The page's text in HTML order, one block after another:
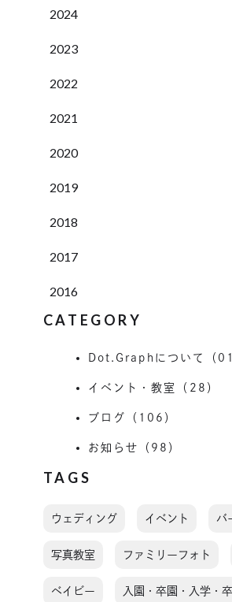
2024
2023
2022
2021
2020
2019
2018
2017
2016
CATEGORY
Dot.Graphについて（01
イベント・教室（28）
ブログ（106）
お知らせ（98）
TAGS
ウェディング イベント バ
写真教室 ファミリーフォト
ベイビー 入園・卒園・入学・